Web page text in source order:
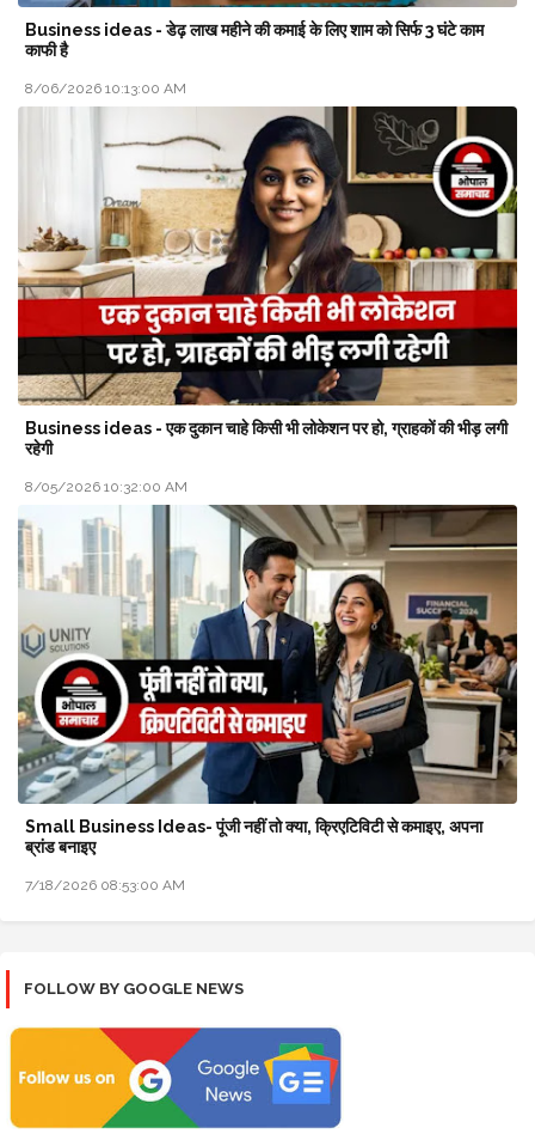
Business ideas - डेढ़ लाख महीने की कमाई के लिए शाम को सिर्फ 3 घंटे काम
काफी है
8/06/2026 10:13:00 AM
Business ideas - एक दुकान चाहे किसी भी लोकेशन पर हो, ग्राहकों की भीड़ लगी
रहेगी
8/05/2026 10:32:00 AM
Small Business Ideas- पूंजी नहीं तो क्या, क्रिएटिविटी से कमाइए, अपना
ब्रांड बनाइए
7/18/2026 08:53:00 AM
FOLLOW BY GOOGLE NEWS